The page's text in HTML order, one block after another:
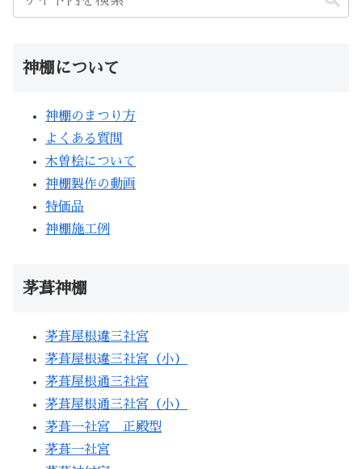
神棚について
神棚のまつり方
よくある質問
木曽桧について
神棚製作の動画
特価品
神棚施工例
茅葺神棚
茅葺屋根違三社宮
茅葺屋根違三社宮（小）
茅葺屋根通三社宮
茅葺屋根通三社宮（小）
茅葺一社宮 正殿型
茅葺一社宮